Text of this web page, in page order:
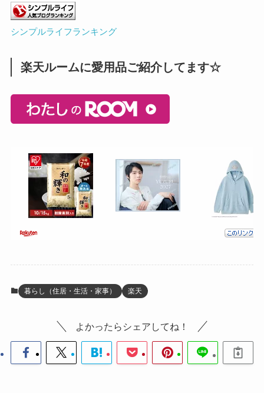
シンプルライフランキング
楽天ルームに愛用品ご紹介してます☆
暮らし（住居・生活・家事） 楽天
よかったらシェアしてね！